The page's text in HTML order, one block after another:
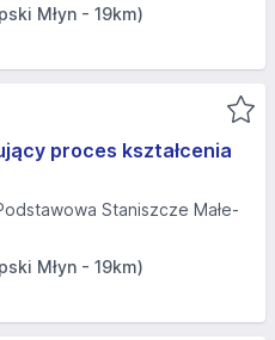
Młyn - 19km)
proces kształcenia
Staniszcze Małe-
Młyn - 19km)